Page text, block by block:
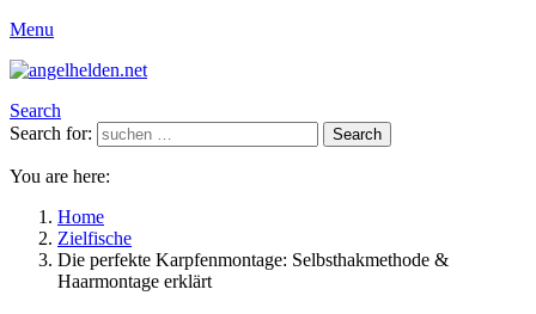
Menu
Search
Search for:
Search
You are here:
Home
Zielfische
Die perfekte Karpfenmontage: Selbsthakmethode &
Haarmontage erklärt